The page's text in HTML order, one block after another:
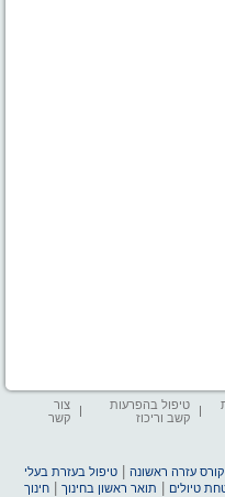
טיפול בהפרעות
קשב וריכוז
צור
קשר
קורס עזרה ראשונה |טיפול בעזרת בעלי
טיולים תואר ראשון בחינוך |חינוך